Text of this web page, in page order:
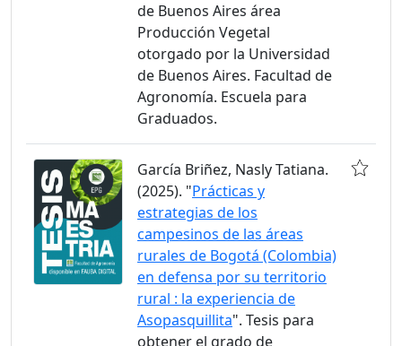
de Buenos Aires área
Producción Vegetal
otorgado por la Universidad
de Buenos Aires. Facultad de
Agronomía. Escuela para
Graduados.
García Briñez, Nasly Tatiana.
(2025). "Prácticas y
estrategias de los
campesinos de las áreas
rurales de Bogotá (Colombia)
en defensa por su territorio
rural : la experiencia de
Asopasquillita". Tesis para
obtener el grado de